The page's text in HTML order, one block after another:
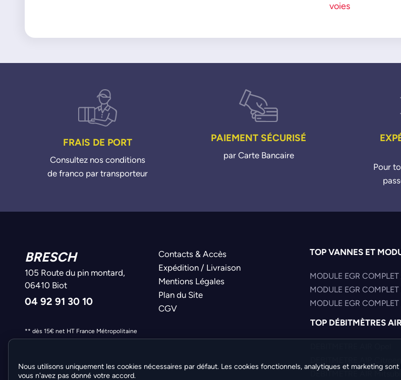
voies
FRAIS DE PORT
Consultez nos conditions
de franco par transporteur
PAIEMENT SÉCURISÉ
par Carte Bancaire
Pour
BRESCH
105 Route du pin montard,
06410 Biot
04 92 91 30 10
Contacts & Accès
Expédition / Livraison
Mentions Légales
Plan du Site
CGV
** dès 15€ net HT France Métropolitaine
TOP VANNES ET
MODULE EGR
MODULE EGR
MODULE EGR
TOP DÉBITMÈTRES
DEBITMETRE AIR
Nous utilisons uniquement les cookies nécessaires par défaut. Les cookies fonctionnels, analytiques et marketing
vous n'avez pas donné votre accord.